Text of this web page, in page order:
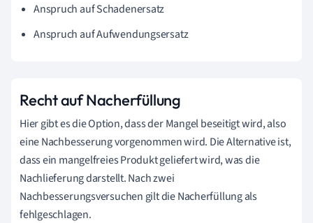
Anspruch auf Schadenersatz
Anspruch auf Aufwendungsersatz
Recht auf Nacherfüllung
Hier gibt es die Option, dass der Mangel beseitigt wird, also
eine Nachbesserung vorgenommen wird. Die Alternative ist,
dass ein mangelfreies Produkt geliefert wird, was die
Nachlieferung darstellt. Nach zwei
Nachbesserungsversuchen gilt die Nacherfüllung als
fehlgeschlagen.